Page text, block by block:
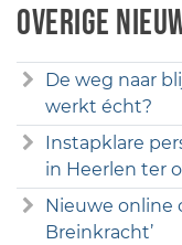
Overige
De weg naar
werkt écht?
Instapklare
in Heerlen ter
Nieuwe online
Breinkracht’